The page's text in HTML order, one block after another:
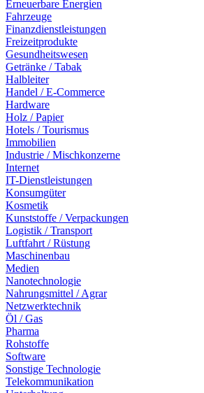
Erneuerbare Energien
Fahrzeuge
Finanzdienstleistungen
Freizeitprodukte
Gesundheitswesen
Getränke / Tabak
Halbleiter
Handel / E-Commerce
Hardware
Holz / Papier
Hotels / Tourismus
Immobilien
Industrie / Mischkonzerne
Internet
IT-Dienstleistungen
Konsumgüter
Kosmetik
Kunststoffe / Verpackungen
Logistik / Transport
Luftfahrt / Rüstung
Maschinenbau
Medien
Nanotechnologie
Nahrungsmittel / Agrar
Netzwerktechnik
Öl / Gas
Pharma
Rohstoffe
Software
Sonstige Technologie
Telekommunikation